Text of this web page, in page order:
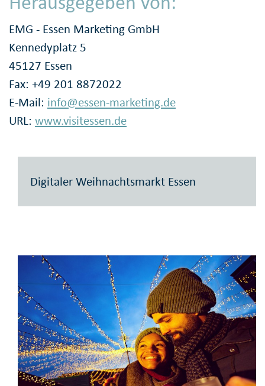
EMG - Essen Marketing GmbH
Kennedyplatz 5
45127 Essen
Fax: +49 201 8872022
E-Mail: info@essen-marketing.de
URL: www.visitessen.de
Digitaler Weihnachtsmarkt Essen